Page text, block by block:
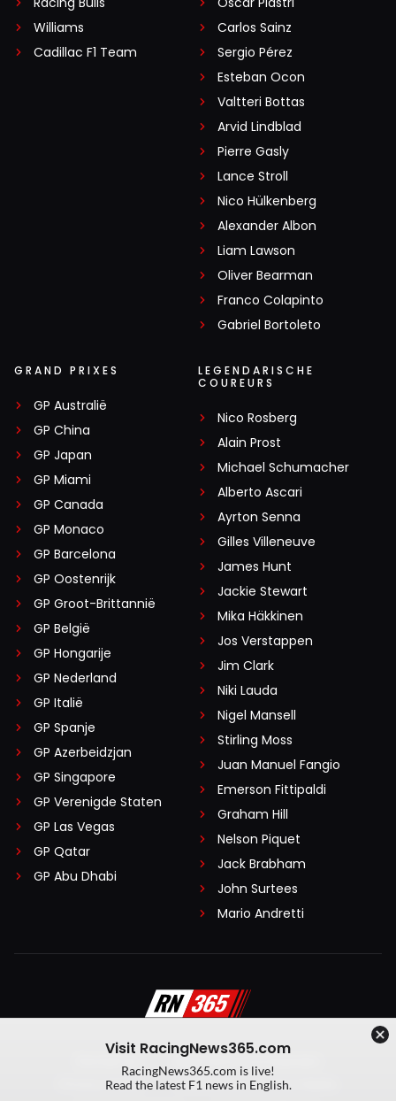
Williams
Cadillac F1 Team
Carlos Sainz
Sergio Pérez
Esteban Ocon
Valtteri Bottas
Arvid Lindblad
Pierre Gasly
Lance Stroll
Nico Hülkenberg
Alexander Albon
Liam Lawson
Oliver Bearman
Franco Colapinto
Gabriel Bortoleto
GRAND PRIXES
GP Australië
GP China
GP Japan
GP Miami
GP Canada
GP Monaco
GP Barcelona
GP Oostenrijk
GP Groot-Brittannië
GP België
GP Hongarije
GP Nederland
GP Italië
GP Spanje
GP Azerbeidzjan
GP Singapore
GP Verenigde Staten
GP Las Vegas
GP Qatar
GP Abu Dhabi
LEGENDARISCHE
COUREURS
Nico Rosberg
Alain Prost
Michael Schumacher
Alberto Ascari
Ayrton Senna
Gilles Villeneuve
James Hunt
Jackie Stewart
Mika Häkkinen
Jos Verstappen
Jim Clark
Niki Lauda
Nigel Mansell
Stirling Moss
Juan Manuel Fangio
Emerson Fittipaldi
Graham Hill
Nelson Piquet
Jack Brabham
John Surtees
Mario Andretti
Algemene voorwaarden
Privacy Policy
Created by On Your Marks
Visit RacingNews365.com
RacingNews365.com is live!
Read the latest F1 news in English.